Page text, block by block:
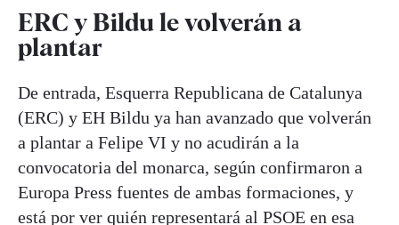
ERC y Bildu le volverán a
plantar
De entrada, Esquerra Republicana de Catalunya
(ERC) y EH Bildu ya han avanzado que volverán
a plantar a Felipe VI y no acudirán a la
convocatoria del monarca, según confirmaron a
Europa Press fuentes de ambas formaciones, y
está por ver quién representará al PSOE en esa